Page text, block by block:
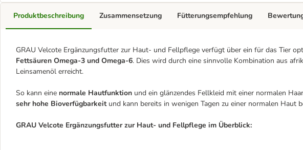
Produktbeschreibung
GRAU Velcote Ergänzungsfutter zur Haut- und Fellpflege verfügt über ein für das Tier
Fettsäuren Omega-3 und Omega-6. Dies wird durch eine sinnvolle Kombination aus
Leinsamenöl erreicht.
So kann eine normale Hautfunktion und ein glänzendes Fellkleid mit einer normalen
sehr hohe Bioverfügbarkeit und kann bereits in wenigen Tagen zu einer normalen Haut
GRAU Velcote Ergänzungsfutter zur Haut- und Fellpflege im Überblick:
Zusammensetzung Fütterungsempfehlung